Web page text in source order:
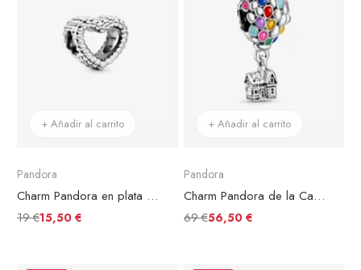
+ Añadir al carrito
Pandora
Charm Pandora en plata de ley Corazón Moldeado
19 €15,50 €
+ Añadir al carrito
Pandora
Charm Pandora de la Casa y los Globos de Up de Disney
69 €56,50 €